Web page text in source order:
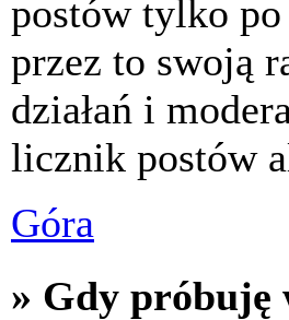
postów tylko
przez to swoją
działań i
licznik postów
Góra
» Gdy próbuję